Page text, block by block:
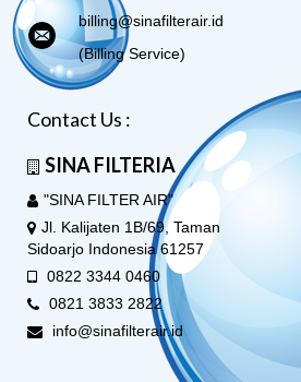
billing@sinafilterair.id
(Billing Service)
Contact Us :
SINA FILTERIA
"SINA FILTER AIR"
Jl. Kalijaten 1B/69, Taman
Sidoarjo Indonesia 61257
0822 3344 0460
0821 3833 2822
info@sinafilterair.id